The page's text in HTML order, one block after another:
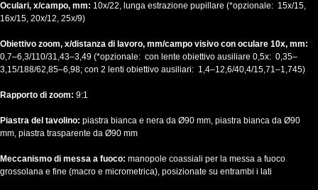
Oculari, x/campo, mm: 10x/22, lunga estrazione pupillare (*opzionale: 15x/15,
16x/15, 20x/12, 25x/9)
Obiettivo zoom, x/distanza di lavoro, mm/campo visivo con oculare 10x, mm:
0,7–6,3/110/31,43–3,49 (*opzionale: con lente obiettivo ausiliare 0,5x: 0,35–
3,15/188/62,85–6,98; con 2 lenti obiettivo ausiliari: 1,4–12,6/40,4/15,71–1,745)
Rapporto di zoom: 9:1
Piastra del tavolino: piastra bianca e nera da Ø90 mm, piastra bianca da Ø90
mm, piastra trasparente da Ø90 mm
Meccanismo di messa a fuoco: manopole coassiali per la messa a fuoco
grossolana e fine (macro e micrometrica), posizionate su entrambi i lati